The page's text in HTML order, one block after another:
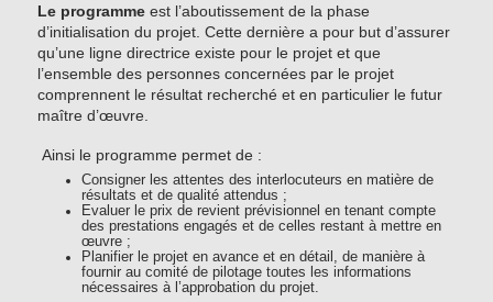
Le programme est l’aboutissement de la phase
d’initialisation du projet. Cette dernière a pour but d’assurer
qu’une ligne directrice existe pour le projet et que
l’ensemble des personnes concernées par le projet
comprennent le résultat recherché et en particulier le futur
maître d’œuvre.
Ainsi le programme permet de :
Consigner les attentes des interlocuteurs en matière de
résultats et de qualité attendus ;
Evaluer le prix de revient prévisionnel en tenant compte
des prestations engagés et de celles restant à mettre en
œuvre ;
Planifier le projet en avance et en détail, de manière à
fournir au comité de pilotage toutes les informations
nécessaires à l’approbation du projet.